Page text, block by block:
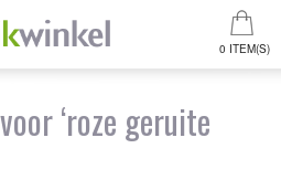
0 ITEM(S)
‘roze geruite